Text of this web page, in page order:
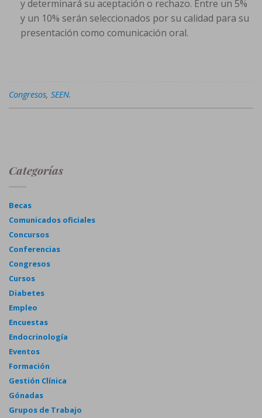
y determinará su aceptación o rechazo. Entre un 5%
y un 10% serán seleccionados por su calidad para su
presentación como comunicación oral.
Congresos, SEEN.
Categorías
Becas
Comunicados oficiales
Concursos
Conferencias
Congresos
Cursos
Diabetes
Empleo
Encuestas
Endocrinología
Eventos
Formación
Gestión Clínica
Gónadas
Grupos de Trabajo